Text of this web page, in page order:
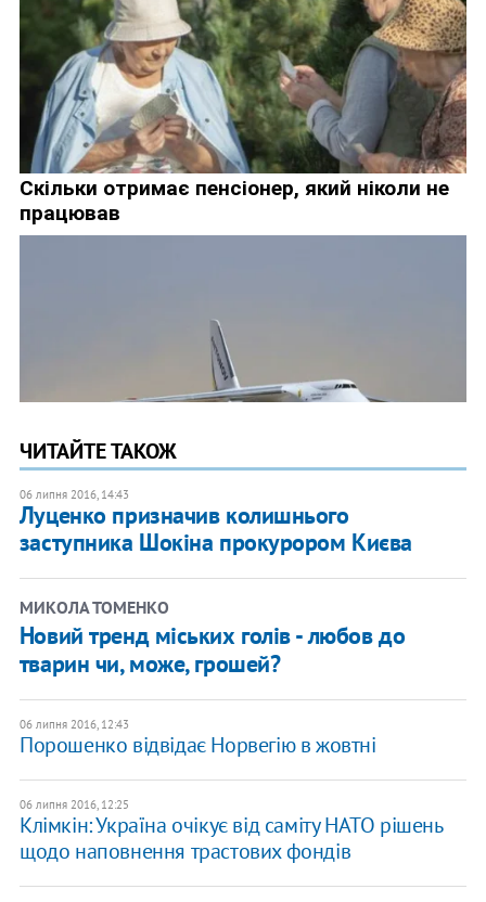
ЧИТАЙТЕ ТАКОЖ
06 липня 2016, 14:43
Луценко призначив колишнього
заступника Шокіна прокурором Києва
МИКОЛА ТОМЕНКО
Новий тренд міських голів - любов до
тварин чи, може, грошей?
06 липня 2016, 12:43
Порошенко відвідає Норвегію в жовтні
06 липня 2016, 12:25
Клімкін: Україна очікує від саміту НАТО рішень
щодо наповнення трастових фондів